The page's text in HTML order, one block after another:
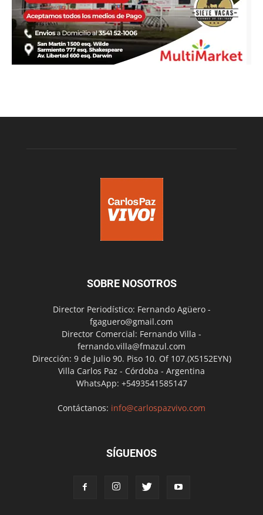
SOBRE NOSOTROS
Director Periodístico: Fernando Agüero -
fgaguero@gmail.com
Director Comercial: Fernando Villa -
fernando.villa@fmazul.com
Dirección: 9 de Julio 90. Piso 10. Of 107.(X5152EYN)
Villa Carlos Paz - Córdoba - Argentina
WhatsApp: +5493541585147
Contáctanos: info@carlospazvivo.com
SÍGUENOS